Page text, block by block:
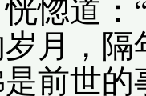
恍惚道
月，
前世